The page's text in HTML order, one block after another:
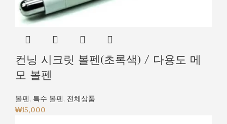
컨닝 시크릿 볼펜(초록색) / 다용도 메
모 볼펜
볼펜, 특수 볼펜, 전체상품
₩15,000